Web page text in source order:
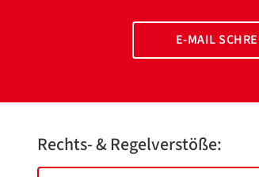
E-MAIL
Rechts- & Regelverstöße: